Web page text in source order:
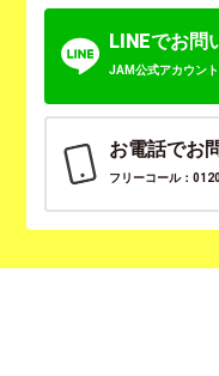
LINEでお問
JAM公式アカウン
お電話でお
フリーコール：